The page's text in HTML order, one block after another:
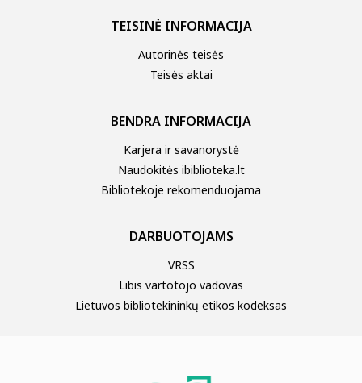
TEISINĖ INFORMACIJA
Autorinės teisės
Teisės aktai
BENDRA INFORMACIJA
Karjera ir savanorystė
Naudokitės ibiblioteka.lt
Bibliotekoje rekomenduojama
DARBUOTOJAMS
VRSS
Libis vartotojo vadovas
Lietuvos bibliotekininkų etikos kodeksas